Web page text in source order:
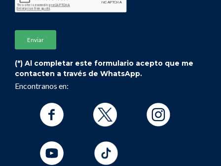
(*) Al completar este formulario acepto que me
contacten a través de WhatsApp.
Encontranos en: